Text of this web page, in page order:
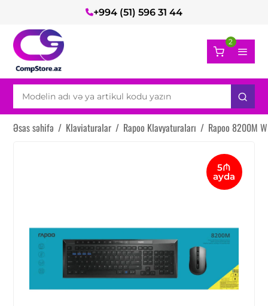
+994 (51) 596 31 44
2
Əsas səhifə / Klaviaturalar / Rapoo Klavyaturaları / Rapoo 8200M
5₼
ayda